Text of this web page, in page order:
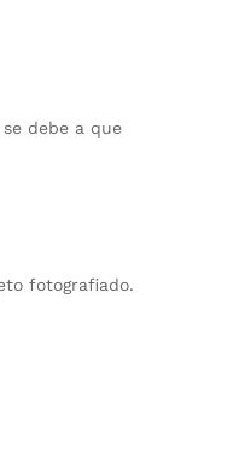
debe a que
fotografiado.